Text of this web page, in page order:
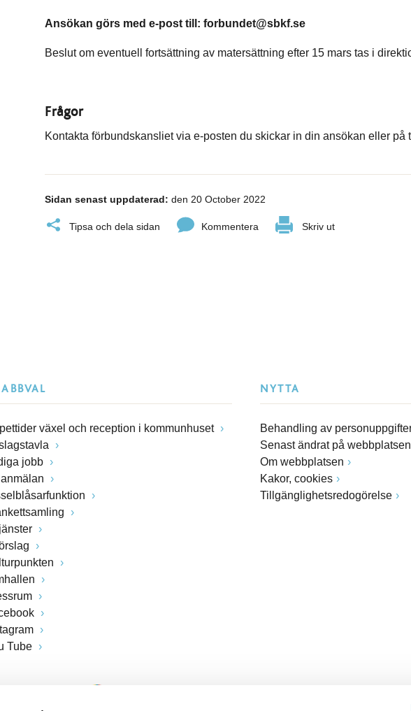
Ansökan görs med e-post till: forbundet@sbkf.se
Beslut om eventuell fortsättning av matersättning efter 15 mars tas i
Frågor
Kontakta förbundskansliet via e-posten du skickar in din ansökan eller på
Sidan senast uppdaterad: den 20 October 2022
Tipsa och dela sidan Kommentera Skriv ut
växel och reception i kommunhuset
jobb
Tube
NYTTA
Behandling av
Senast ändrat på webbplatsen
Om webbplatsen
Kakor, cookies
Tillgänglighetsredogörelse